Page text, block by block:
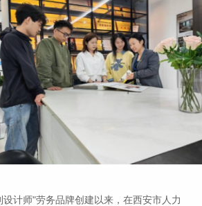
师"劳务品牌创建以来，在西安市人力